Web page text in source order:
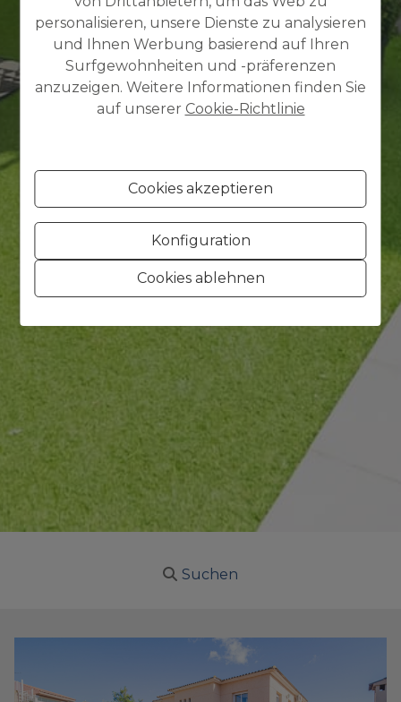
Suchen
personalisieren, unsere Dienste zu analysieren
und Ihnen Werbung basierend auf Ihren
Surfgewohnheiten und -präferenzen
anzuzeigen. Weitere Informationen finden Sie
auf unserer Cookie-Richtlinie
Cookies akzeptieren
Konfiguration
Cookies ablehnen